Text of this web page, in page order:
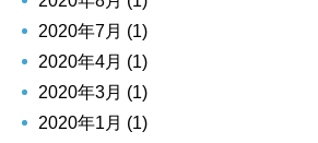
2020年7月 (1)
2020年4月 (1)
2020年3月 (1)
2020年1月 (1)